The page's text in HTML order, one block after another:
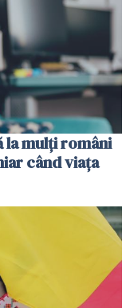
la mulți români
când viața